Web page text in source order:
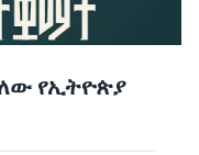
የኢትዮጵያ